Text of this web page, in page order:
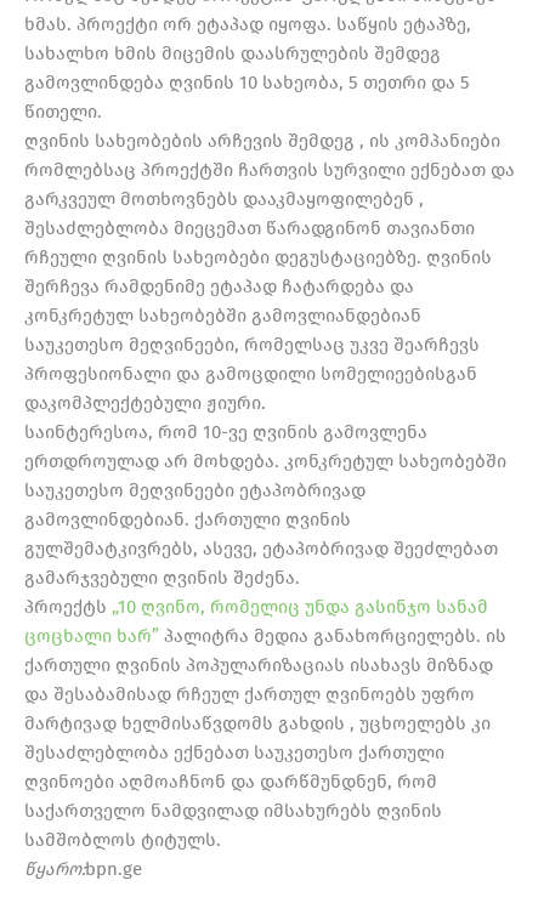
ხმას. პროექტი ორ ეტაპად იყოფა. საწყის ეტაპზე,
სახალხო ხმის მიცემის დაასრულების შემდეგ
გამოვლინდება ღვინის 10 სახეობა, 5 თეთრი და 5
წითელი.
ღვინის სახეობების არჩევის შემდეგ , ის კომპანიები
რომლებსაც პროექტში ჩართვის სურვილი ექნებათ და
გარკვეულ მოთხოვნებს დააკმაყოფილებენ ,
შესაძლებლობა მიეცემათ წარადგინონ თავიანთი
რჩეული ღვინის სახეობები დეგუსტაციებზე. ღვინის
შერჩევა რამდენიმე ეტაპად ჩატარდება და
კონკრეტულ სახეობებში გამოვლიანდებიან
საუკეთესო მეღვინეები, რომელსაც უკვე შეარჩევს
პროფესიონალი და გამოცდილი სომელიეებისგან
დაკომპლექტებული ჟიური.
საინტერესოა, რომ 10-ვე ღვინის გამოვლენა
ერთდროულად არ მოხდება. კონკრეტულ სახეობებში
საუკეთესო მეღვინეები ეტაპობრივად
გამოვლინდებიან. ქართული ღვინის
გულშემატკივრებს, ასევე, ეტაპობრივად შეეძლებათ
გამარჯვებული ღვინის შეძენა.
პროექტს „10 ღვინო, რომელიც უნდა გასინჯო სანამ
ცოცხალი ხარ” პალიტრა მედია განახორციელებს. ის
ქართული ღვინის პოპულარიზაციას ისახავს მიზნად
და შესაბამისად რჩეულ ქართულ ღვინოებს უფრო
მარტივად ხელმისაწვდომს გახდის , უცხოელებს კი
შესაძლებლობა ექნებათ საუკეთესო ქართული
ღვინოები აღმოაჩნონ და დარწმუნდნენ, რომ
საქართველო ნამდვილად იმსახურებს ღვინის
სამშობლოს ტიტულს.
წყარო:bpn.ge